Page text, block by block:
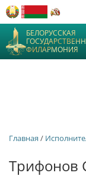
БЕЛОРУССКАЯ
ФИЛАРМОНИЯ
Главная /
Трифонов